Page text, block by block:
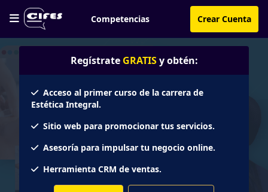
Competencias Crear Cuenta
Regístrate GRATIS y obtén:
Acceso al primer curso de la carrera de
Estética Integral.
Sitio web para promocionar tus servicios.
Asesoría para impulsar tu negocio online.
Herramienta CRM de ventas.